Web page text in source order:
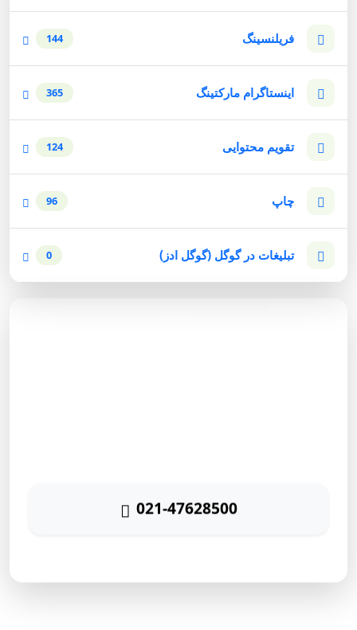
فریلنسینگ 144
اینستاگرام مارکتینگ 365
تقویم محتوایی 124
چاپ 96
تبلیغات در گوگل (گوگل ادز) 0
021-47628500